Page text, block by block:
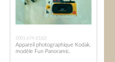
2001.674.1(1)(2)
Appareil photographique Kodak,
modèle Fun Panoramic.